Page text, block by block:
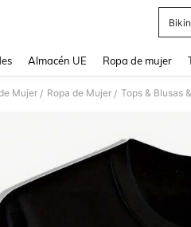
Almacén UE Ropa de mujer
Mujer / Ropa de Mujer / Tops & Blusas